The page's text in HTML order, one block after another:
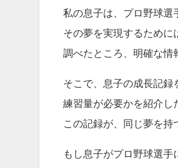
私の息子は、プロ野球選
その夢を実現するために
調べたところ、明確な情
そこで、息子の成長記録
練習量が必要かを紹介し
この記録が、同じ夢を持
もし息子がプロ野球選